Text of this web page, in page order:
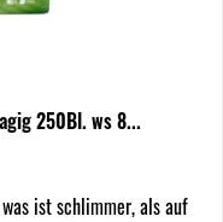
250Bl. ws 8...
ist schlimmer, als auf